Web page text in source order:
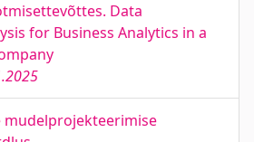
Data
for Business Analytics in a
mudelprojekteerimise